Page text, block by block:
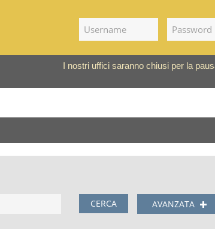
I nostri uffici saranno chiusi per la
CERCA AVANZATA